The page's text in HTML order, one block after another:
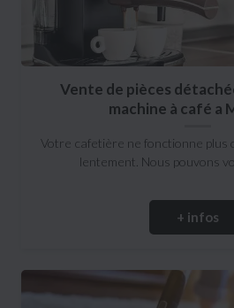
Vente de pièces
machine à café a
Votre cafetière ne fonctionne plus
lentement. Nous pouvons
+ infos